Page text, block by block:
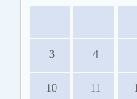
3 4
10 11